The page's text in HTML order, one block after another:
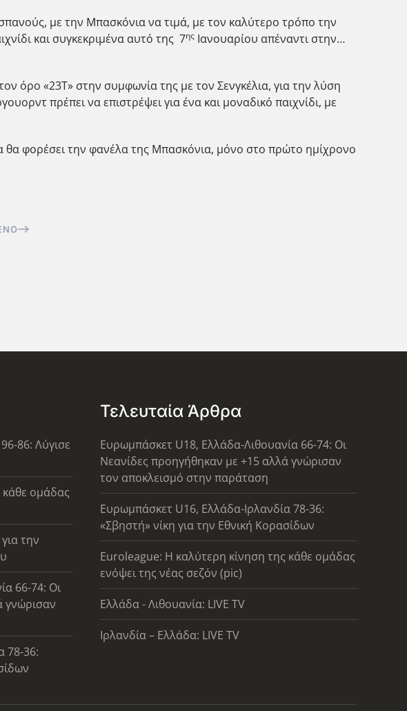
με την Μπασκόνια να τιμά, με τον καλύτερο τρόπο την
και συγκεκριμένα αυτό της 7ης Ιανουαρίου απέναντι στην…
όρο «23Τ» στην συμφωνία της με τον Σενγκέλια, για την λύση
πρέπει να επιστρέψει για ένα και μοναδικό παιχνίδι, με
θα φορέσει την φανέλα της Μπασκόνια, μόνο στο πρώτο ημίχρονο
86: Λύγισε
ομάδας
την
66-74: Οι
γνώρισαν
78-36:
Τελευταία Άρθρα
Ευρωμπάσκετ U18, Ελλάδα-Λιθουανία 66-74: Οι
Νεανίδες προηγήθηκαν με +15 αλλά γνώρισαν
τον αποκλεισμό στην παράταση
Ευρωμπάσκετ U16, Ελλάδα-Ιρλανδία 78-36:
«Σβηστή» νίκη για την Εθνική Κορασίδων
Euroleague: Η καλύτερη κίνηση της κάθε ομάδας
ενόψει της νέας σεζόν (pic)
Ελλάδα - Λιθουανία: LIVE TV
Ιρλανδία – Ελλάδα: LIVE TV